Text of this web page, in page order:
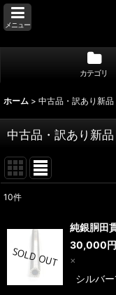
メニュー
カテゴリ
ホーム > 中古品・訳あり新品
中古品・訳あり新品
表示数
並び順:
10件
純銀胴田
30,000円
×
シルバ